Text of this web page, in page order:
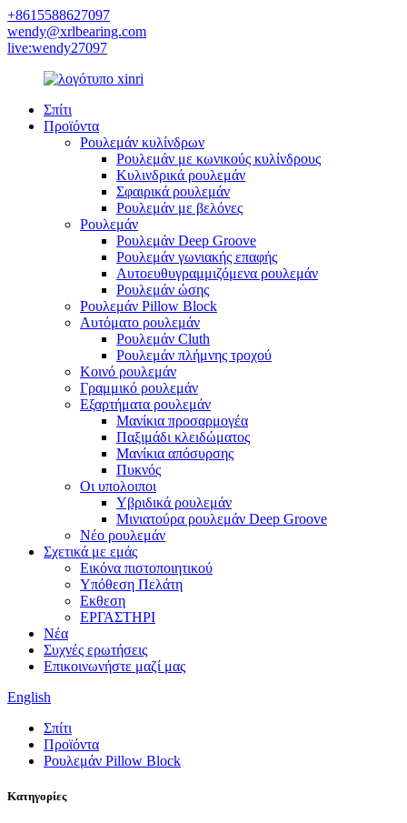
+8615588627097
wendy@xrlbearing.com
live:wendy27097
Σπίτι
Προϊόντα
Ρουλεμάν κυλίνδρων
Ρουλεμάν με κωνικούς κυλίνδρους
Κυλινδρικά ρουλεμάν
Σφαιρικά ρουλεμάν
Ρουλεμάν με βελόνες
Ρουλεμάν
Ρουλεμάν Deep Groove
Ρουλεμάν γωνιακής επαφής
Αυτοευθυγραμμιζόμενα ρουλεμάν
Ρουλεμάν ώσης
Ρουλεμάν Pillow Block
Αυτόματο ρουλεμάν
Ρουλεμάν Cluth
Ρουλεμάν πλήμνης τροχού
Κοινό ρουλεμάν
Γραμμικό ρουλεμάν
Εξαρτήματα ρουλεμάν
Μανίκια προσαρμογέα
Παξιμάδι κλειδώματος
Μανίκια απόσυρσης
Πυκνός
Οι υπολοιποι
Υβριδικά ρουλεμάν
Μινιατούρα ρουλεμάν Deep Groove
Νέο ρουλεμάν
Σχετικά με εμάς
Εικόνα πιστοποιητικού
Υπόθεση Πελάτη
Εκθεση
ΕΡΓΑΣΤΗΡΙ
Νέα
Συχνές ερωτήσεις
Επικοινωνήστε μαζί μας
English
Σπίτι
Προϊόντα
Ρουλεμάν Pillow Block
Κατηγορίες